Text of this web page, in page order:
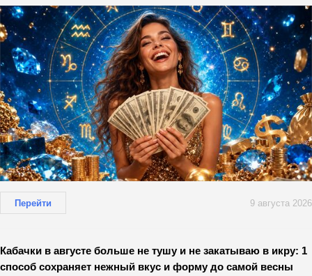
Перейти 9 августа 2026
Кабачки в августе больше не тушу и не закатываю в икру: 1
способ сохраняет нежный вкус и форму до самой весны